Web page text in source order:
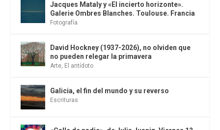
Jacques Mataly y «El incierto horizonte».
Galerie Ombres Blanches. Toulouse. Francia
Fotografía
David Hockney (1937-2026), no olviden que
no pueden relegar la primavera
Arte, El antídoto
Galicia, el fin del mundo y su reverso
Escrituras